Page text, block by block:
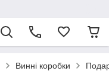
Винні коробки